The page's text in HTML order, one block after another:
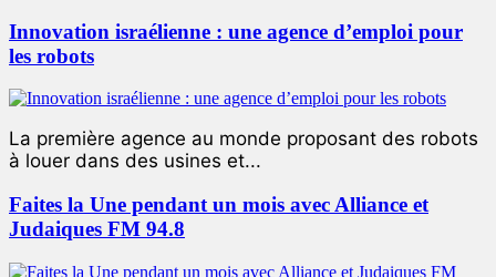
Innovation israélienne : une agence d’emploi pour
les robots
La première agence au monde proposant des robots
à louer dans des usines et...
Faites la Une pendant un mois avec Alliance et
Judaiques FM 94.8